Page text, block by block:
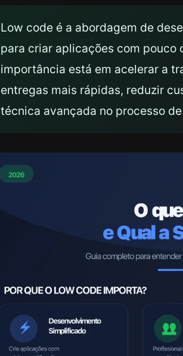
Low code é a abordagem de
para criar aplicações com pouco
importância está em acelerar a
entregas mais rápidas, reduzir
técnica avançada no processo